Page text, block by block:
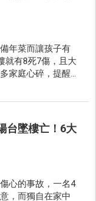
年菜而讓孩子有
就有8死7傷，且大
家庭心碎，提醒
台墜樓亡！6大
心的事故，一名4
，而獨自在家中